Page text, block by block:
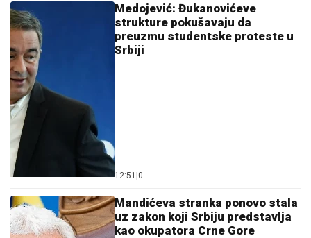
Medojević: Đukanovićeve
strukture pokušavaju da
preuzmu studentske proteste u
Srbiji
12:51 |0
Mandićeva stranka ponovo stala
uz zakon koji Srbiju predstavlja
kao okupatora Crne Gore